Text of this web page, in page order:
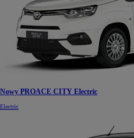
Nowy PROACE CITY Electric
Electric